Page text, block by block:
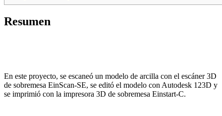
Resumen
En este proyecto, se escaneó un modelo de arcilla con el escáner 3D
de sobremesa EinScan-SE, se editó el modelo con Autodesk 123D y
se imprimió con la impresora 3D de sobremesa Einstart-C.